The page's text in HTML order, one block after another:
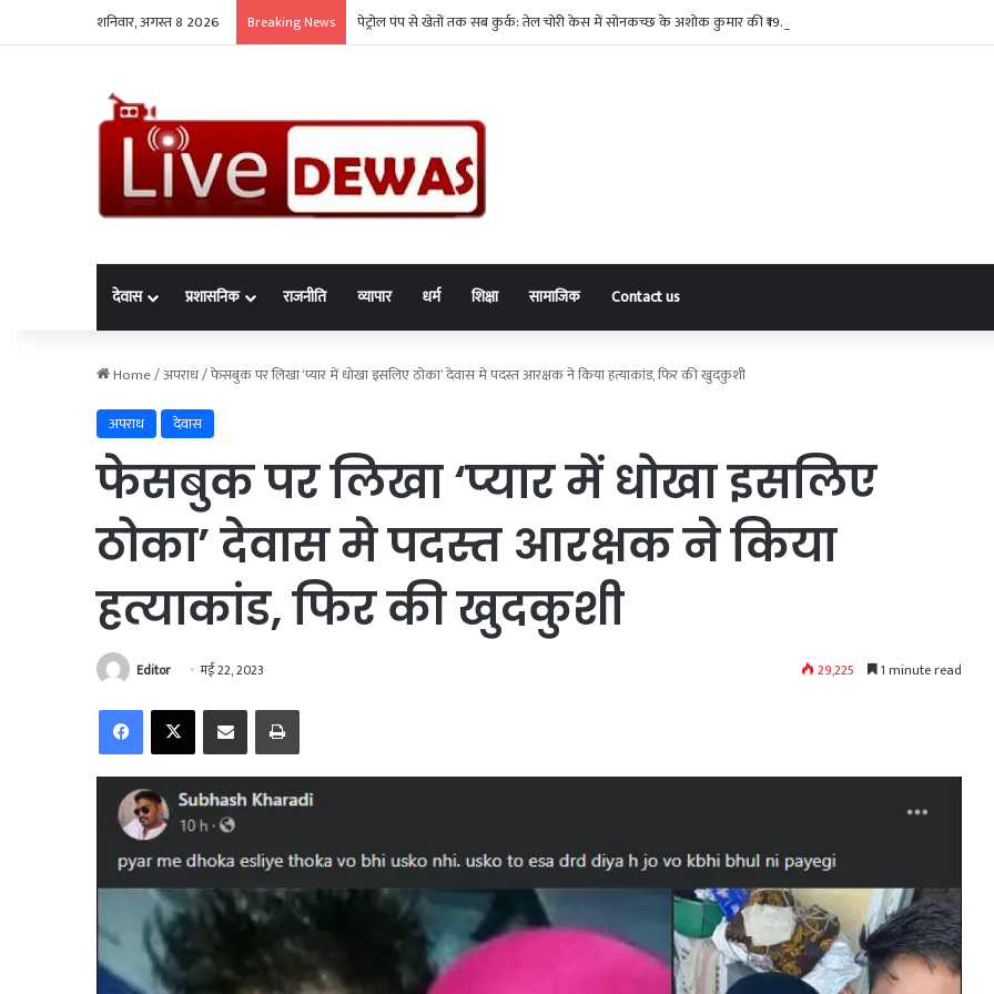
शनिवार, अगस्त 8 2026 Breaking News पेट्रोल पंप से खेतों तक सब कुर्क: तेल चोरी केस में सोनकच्छ के अशोक कुमार की ₹19.44 करोड़ की संपत्ति पर एक्शन
देवास प्रशासनिक राजनीति व्यापार धर्म शिक्षा सामाजिक Contact us
Home/अपराध/फेसबुक पर लिखा ‘प्यार में धोखा इसलिए ठोका’ देवास मे पदस्त आरक्षक ने किया हत्याकांड, फिर की खुदकुशी
अपराध
देवास
फेसबुक पर लिखा ‘प्यार में धोखा इसलिए
ठोका’ देवास मे पदस्त आरक्षक ने किया
हत्याकांड, फिर की खुदकुशी
Editor मई 22, 2023 29,225 1 minute read